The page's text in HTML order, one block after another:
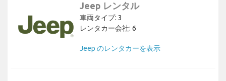
Jeep レンタル
車両タイプ: 3
レンタカー会社: 6
Jeep のレンタカーを表示